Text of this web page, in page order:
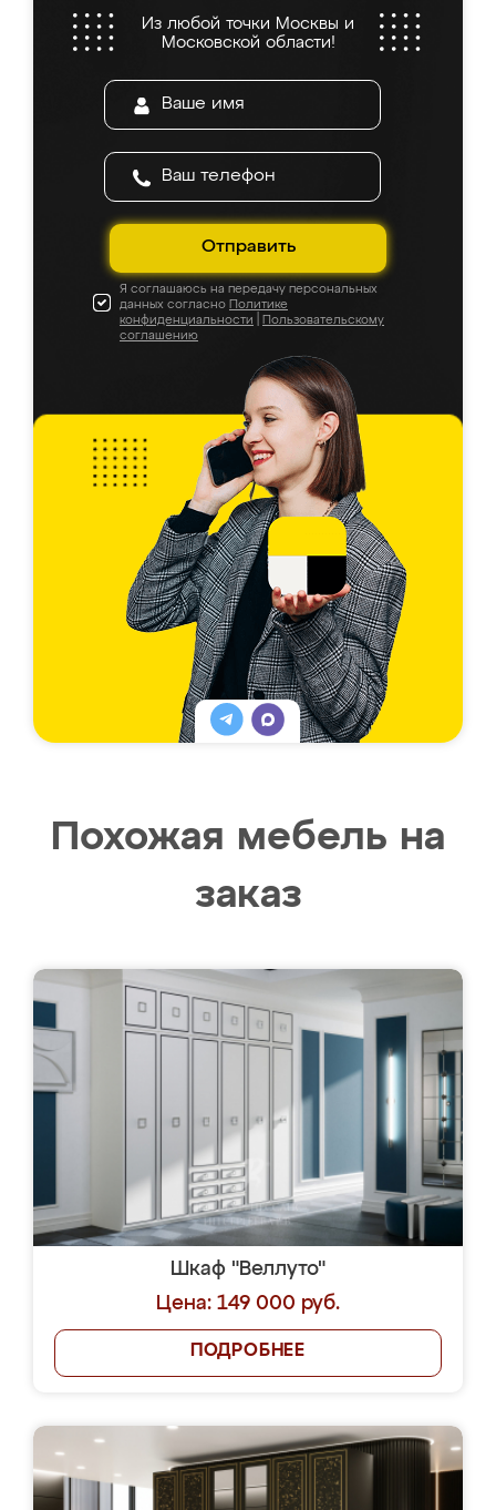
Из любой точки Москвы и
Московской области!
Отправить
Я соглашаюсь на передачу персональных
данных согласно Политике
конфиденциальности
Пользовательскому
соглашению
Похожая мебель на
заказ
Шкаф "Веллуто"
Цена: 149 000 руб.
ПОДРОБНЕЕ